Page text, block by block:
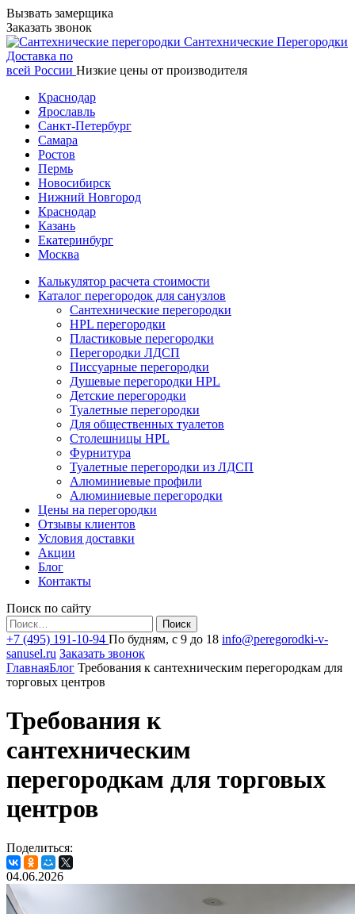
Вызвать замерщика
Заказать звонок
Сантехнические Перегородки
Доставка по
всей России Низкие цены от производителя
Краснодар
Ярославль
Санкт-Петербург
Самара
Ростов
Пермь
Новосибирск
Нижний Новгород
Краснодар
Казань
Екатеринбург
Москва
Калькулятор расчета стоимости
Каталог перегородок для санузлов
Сантехнические перегородки
HPL перегородки
Пластиковые перегородки
Перегородки ЛДСП
Писсуарные перегородки
Душевые перегородки HPL
Детские перегородки
Туалетные перегородки
Для общественных туалетов
Столешницы HPL
Фурнитура
Туалетные перегородки из ЛДСП
Алюминиевые профили
Алюминиевые перегородки
Цены на перегородки
Отзывы клиентов
Условия доставки
Акции
Блог
Контакты
Поиск по сайту
Найти:
+7 (495) 191-10-94 По будням, с 9 до 18 info@peregorodki-v-
sanusel.ru Заказать звонок
ГлавнаяБлог Требования к сантехническим перегородкам для
торговых центров
Требования к
сантехническим
перегородкам для торговых
центров
Поделиться:
04.06.2026